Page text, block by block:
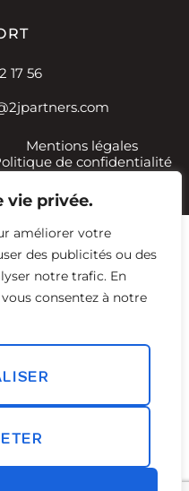
vie privée.
améliorer votre
des publicités ou des
notre trafic. En
consentez à notre
17 56
Mentions légales
de confidentialité